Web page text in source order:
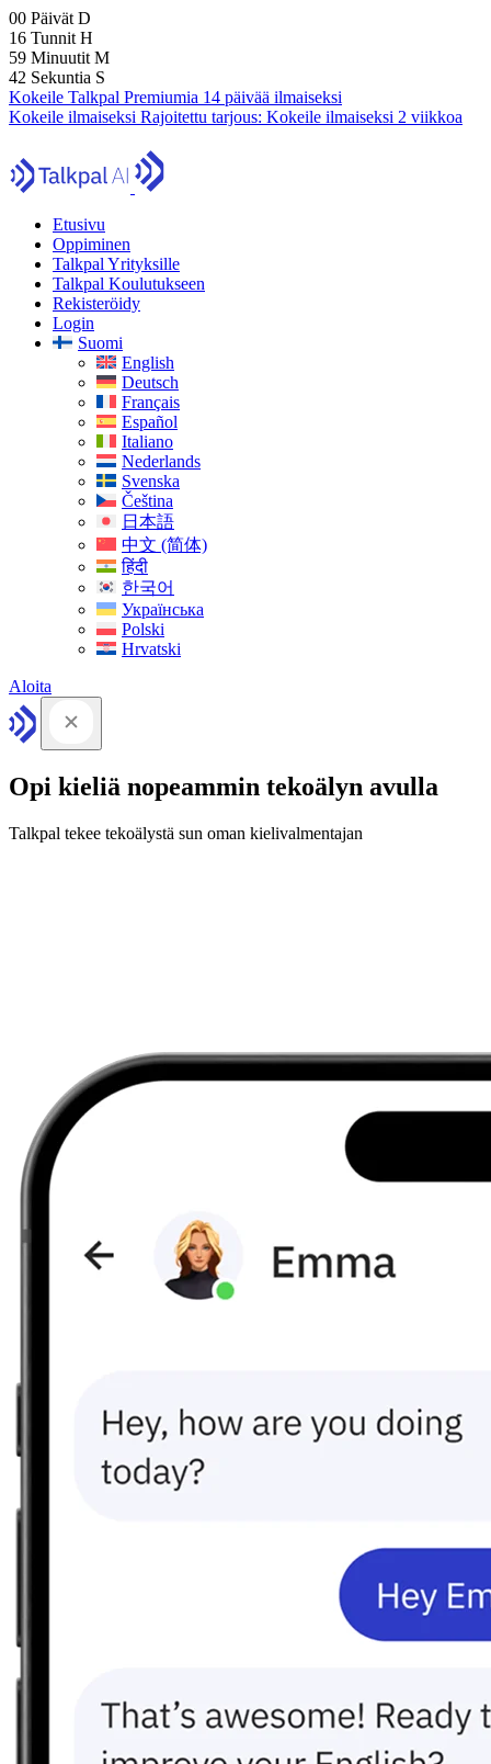
00 Päivät D
16 Tunnit H
59 Minuutit M
41 Sekuntia S
Kokeile Talkpal Premiumia 14 päivää ilmaiseksi
Kokeile ilmaiseksi Rajoitettu tarjous: Kokeile ilmaiseksi 2 viikkoa
Etusivu
Oppiminen
Talkpal Yrityksille
Talkpal Koulutukseen
Rekisteröidy
Login
Suomi
English
Deutsch
Français
Español
Italiano
Nederlands
Svenska
Čeština
日本語
中文 (简体)
हिंदी
한국어
Українська
Polski
Hrvatski
Aloita
Opi kieliä nopeammin tekoälyn avulla
Talkpal tekee tekoälystä sun oman kielivalmentajan